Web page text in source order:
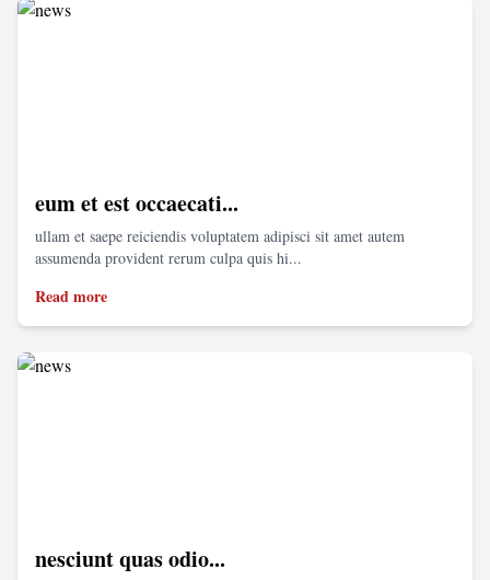
eum et est occaecati...
ullam et saepe reiciendis voluptatem adipisci sit amet autem
assumenda provident rerum culpa quis hi...
Read more
nesciunt quas odio...